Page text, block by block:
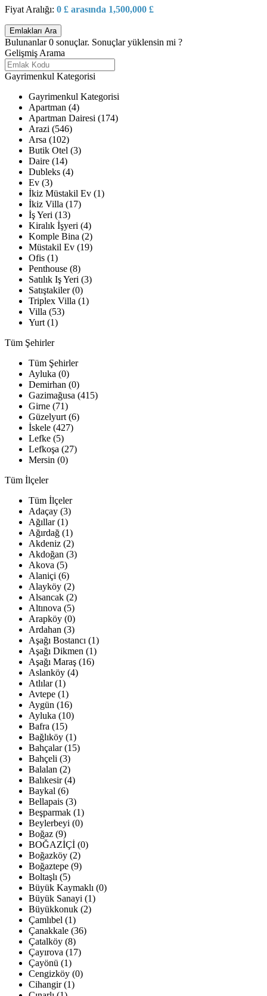
Fiyat Aralığı: 0 £ arasında 1,500,000 £
Bulunanlar0 sonuçlar. Sonuçlar yüklensin mi ?
Gelişmiş Arama
Gayrimenkul Kategorisi
Gayrimenkul Kategorisi
Apartman (4)
Apartman Dairesi (174)
Arazi (546)
Arsa (102)
Butik Otel (3)
Daire (14)
Dubleks (4)
Ev (3)
İkiz Müstakil Ev (1)
İkiz Villa (17)
İş Yeri (13)
Kiralık İşyeri (4)
Komple Bina (2)
Müstakil Ev (19)
Ofis (1)
Penthouse (8)
Satılık Iş Yeri (3)
Satıştakiler (0)
Triplex Villa (1)
Villa (53)
Yurt (1)
Tüm Şehirler
Tüm Şehirler
Ayluka (0)
Demirhan (0)
Gazimağusa (415)
Girne (71)
Güzelyurt (6)
İskele (427)
Lefke (5)
Lefkoşa (27)
Mersin (0)
Tüm İlçeler
Tüm İlçeler
Adaçay (3)
Ağıllar (1)
Ağırdağ (1)
Akdeniz (2)
Akdoğan (3)
Akova (5)
Alaniçi (6)
Alayköy (2)
Alsancak (2)
Altınova (5)
Arapköy (0)
Ardahan (3)
Aşağı Bostancı (1)
Aşağı Dikmen (1)
Aşağı Maraş (16)
Aslanköy (4)
Atlılar (1)
Avtepe (1)
Aygün (16)
Ayluka (10)
Bafra (15)
Bağlıköy (1)
Bahçalar (15)
Bahçeli (3)
Balalan (2)
Balıkesir (4)
Baykal (6)
Bellapais (3)
Beşparmak (1)
Beylerbeyi (0)
Boğaz (9)
BOĞAZİÇİ (0)
Boğazköy (2)
Boğaztepe (9)
Boltaşlı (5)
Büyük Kaymaklı (0)
Büyük Sanayi (1)
Büyükkonuk (2)
Çamlıbel (1)
Çanakkale (36)
Çatalköy (8)
Çayırova (17)
Çayönü (1)
Cengizköy (0)
Cihangir (1)